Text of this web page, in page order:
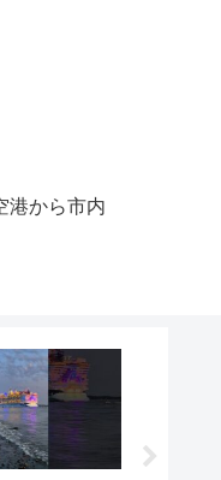
港から市内